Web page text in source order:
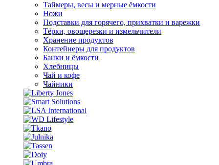
Таймеры, весы и мерные ёмкости
Ножи
Подставки для горячего, прихватки и варежки
Тёрки, овощерезки и измельчители
Хранение продуктов
Контейнеры для продуктов
Банки и ёмкости
Хлебницы
Чай и кофе
Чайники